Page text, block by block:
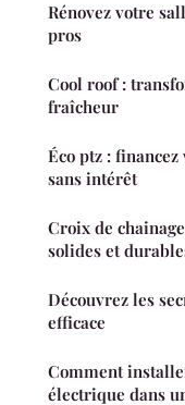
Rénovez votre
pros
Cool roof :
fraîcheur
Éco ptz :
sans intérêt
Croix de
solides et
Découvrez les
efficace
Comment
électrique dans